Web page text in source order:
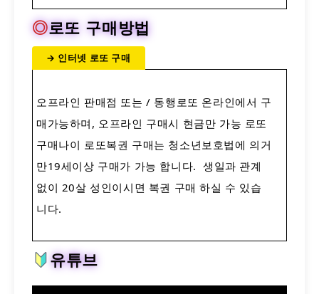
◎로또 구매방법
→ 인터넷 로또 구매
오프라인 판매점 또는 / 동행로또 온라인에서 구
매가능하며, 오프라인 구매시 현금만 가능 로또
구매나이 로또복권 구매는 청소년보호법에 의거
만19세이상 구매가 가능 합니다. ​ 생일과 관계
없이 20살 성인이시면 복권 구매 하실 수 있습
니다.
유튜브